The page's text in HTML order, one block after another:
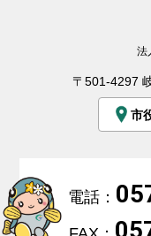
法
〒501-4297
市
電話：